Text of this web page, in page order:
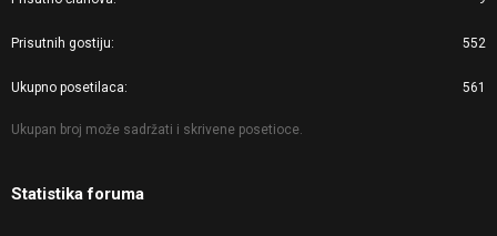
Prisutnih gostiju 552
Ukupno posetilaca 561
Ukupan broj može sadržati i skrivene posetioce.
Statistika foruma